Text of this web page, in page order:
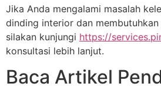
Jika Anda mengalami masalah
dinding interior dan
silakan kunjungi https://
konsultasi lebih lanjut.
Baca Artikel